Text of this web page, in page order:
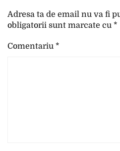
Adresa ta de email nu va fi
obligatorii sunt marcate cu *
Comentariu *